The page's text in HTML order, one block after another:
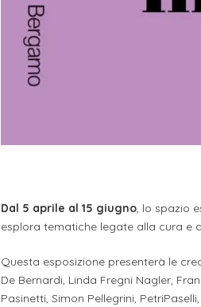
Dal 5 aprile al 15 giugno, lo spazio
esplora tematiche legate alla cura e
Questa esposizione presenterà le
De Bernardi, Linda Fregni Nagler,
Pasinetti, Simon Pellegrini,